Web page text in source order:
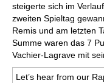
steigerte sich im
zweiten Spieltag
Remis und am letzten
Summe waren das 7
Vachier-Lagrave mit
Let’s hear from our